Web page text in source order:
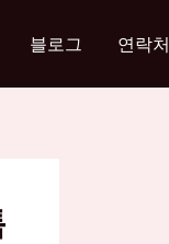
블로그 연락처